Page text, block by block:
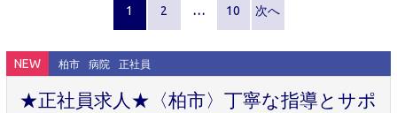
1 2 … 10 次へ
NEW 柏市 病院 正社員
★正社員求人★〈柏市〉丁寧な指導とサポ